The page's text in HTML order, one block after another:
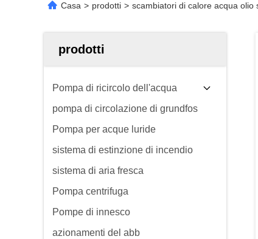
Casa > prodotti > scambiatori di calore acqua
prodotti
Pompa di ricircolo dell'acqua
pompa di circolazione di grundfos
Pompa per acque luride
sistema di estinzione di incendio
sistema di aria fresca
Pompa centrifuga
Pompe di innesco
azionamenti del abb